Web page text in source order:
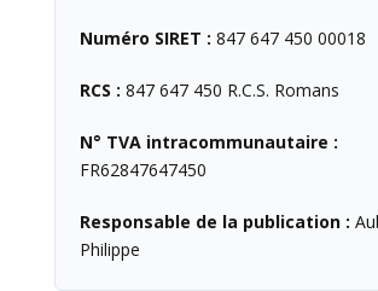
Numéro SIRET : 847 647 450 00018
RCS : 847 647 450 R.C.S. Romans
N° TVA intracommunautaire :
FR62847647450
Responsable de la publication :
Philippe